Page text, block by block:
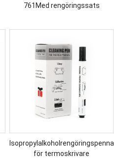
761Med rengöringssats
Isopropylalkoholrengöringspenna
för termoskrivare